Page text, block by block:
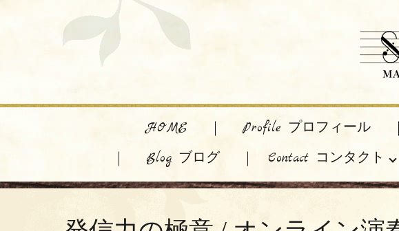
HOME Profile プロフィール
Blog ブログ
Contact コンタクト